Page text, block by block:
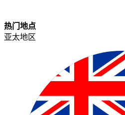
热门地点​​
亚太地区​​